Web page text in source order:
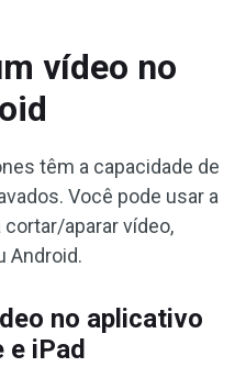
vídeo no
têm a capacidade de
Você pode usar a
aparar vídeo,
Android.
no aplicativo
iPad